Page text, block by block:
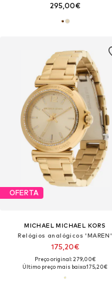
295,00€
OFERTA
MICHAEL MICHAEL KORS
Relógios analógicos 'MAREN'
175,20€
Preço original: 279,00€
Último preço mais baixo:175,20€